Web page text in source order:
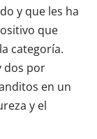
y que les ha
que
categoría.
dos por
en un
y el